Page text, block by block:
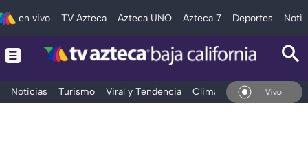
en vivo TV Azteca Azteca UNO Azteca 7 Deportes
Noticias Turismo Viral y Tendencia Clima Deportes
En Vivo